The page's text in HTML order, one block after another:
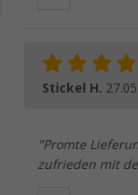
Stickel H.
"Promte
zufrieden mit